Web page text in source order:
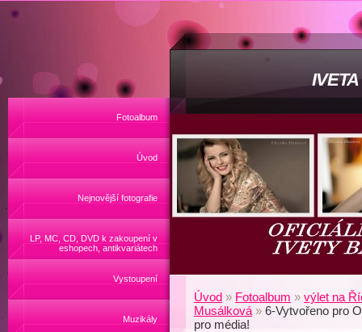
Fotoalbum
Úvod
Nejnovější fotografie
LP, MC, CD, DVD k zakoupení v
eshopech, antikvariátech
Vystoupení
Muzikály
Úvod » Fotoalbum » výlet na
Musálková » 6-Vytvořeno pro
pro média!